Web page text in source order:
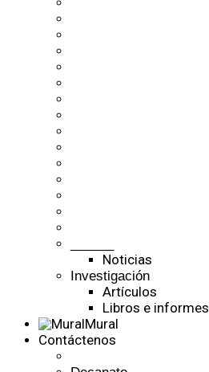
Noticias
Investigación
Artículos
Libros e informes
Mural
Contáctenos